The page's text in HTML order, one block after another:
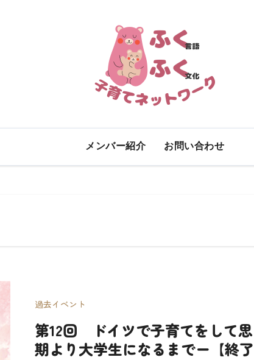
メンバー紹介 お問い合わせ
過去イベント
第12回 ドイツで子育てをして
期より大学生になるまでー【終了